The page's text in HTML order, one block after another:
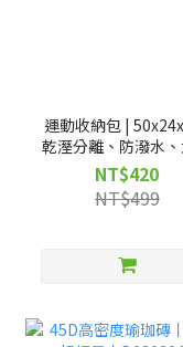
運動收納包 |
乾溼分離、防潑水
量、多層收納 |
NT$420
NT$499